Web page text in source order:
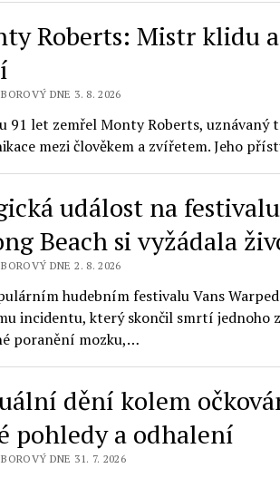
Roberts: Mistr klidu
DNE 3. 8. 2026
91 let zemřel Monty Roberts,
mezi člověkem a zvířetem. Jeho
událost na
Beach si vyžádala
DNE 2. 8. 2026
hudebním festivalu Vans
incidentu, který skončil smrtí jednoho
poranění mozku,…
dění kolem
pohledy a odhalení
DNE 31. 7. 2026